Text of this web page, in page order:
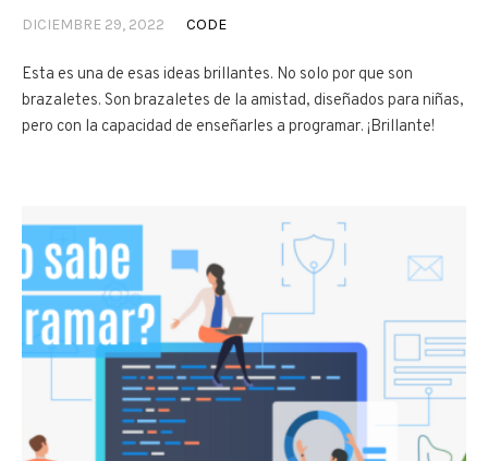
DICIEMBRE 29, 2022 CODE
Esta es una de esas ideas brillantes. No solo por que son
brazaletes. Son brazaletes de la amistad, diseñados para niñas,
pero con la capacidad de enseñarles a programar. ¡Brillante!